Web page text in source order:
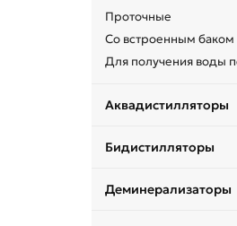
Проточные
Cо встроенным баком
Для получения воды
Аквадистилляторы
Бидистилляторы
Деминерализаторы